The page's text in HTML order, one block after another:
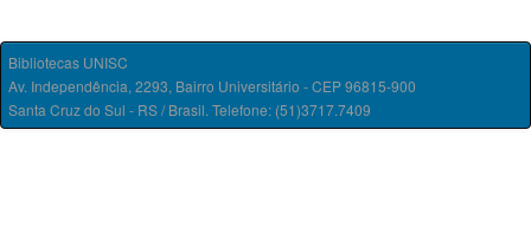
Bibliotecas UNISC
Av. Independência, 2293, Bairro Universitário - CEP 96815-900
Santa Cruz do Sul - RS / Brasil. Telefone: (51)3717.7409